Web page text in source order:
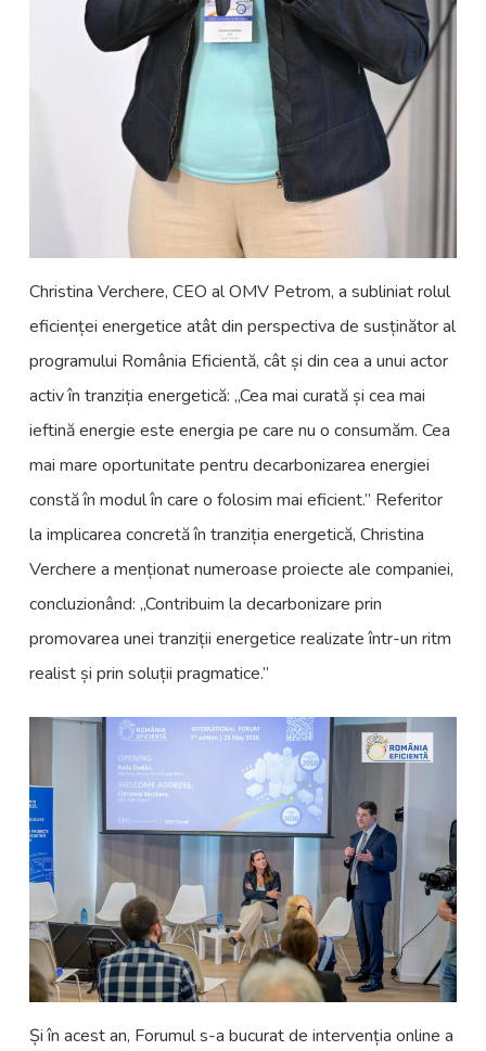
Christina Verchere, CEO al OMV Petrom, a subliniat rolul
eficienței energetice atât din perspectiva de susținător al
programului România Eficientă, cât și din cea a unui actor
activ în tranziția energetică: „Cea mai curată și cea mai
ieftină energie este energia pe care nu o consumăm. Cea
mai mare oportunitate pentru decarbonizarea energiei
constă în modul în care o folosim mai eficient.” Referitor
la implicarea concretă în tranziția energetică, Christina
Verchere a menționat numeroase proiecte ale companiei,
concluzionând: „Contribuim la decarbonizare prin
promovarea unei tranziții energetice realizate într-un ritm
realist și prin soluții pragmatice.”
Și în acest an, Forumul s-a bucurat de intervenția online a